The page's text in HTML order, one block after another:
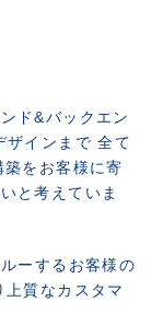
ド&バックエン
ザインまで 全て
をお客様に寄
と考えていま
ーするお客様の
上質なカスタマ